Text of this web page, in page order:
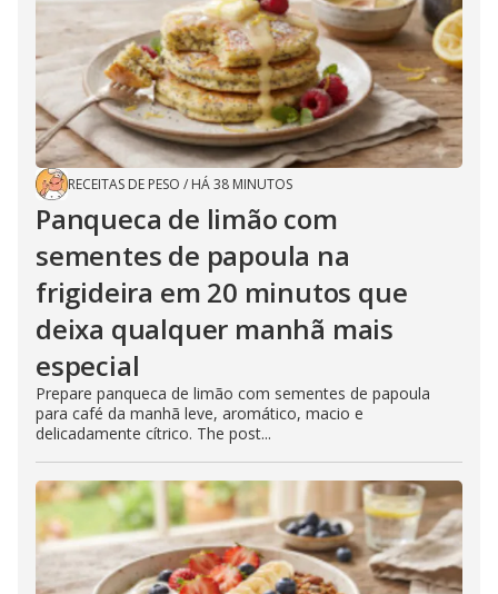
RECEITAS DE PESO / HÁ 38 MINUTOS
Panqueca de limão com
sementes de papoula na
frigideira em 20 minutos que
deixa qualquer manhã mais
especial
Prepare panqueca de limão com sementes de papoula
para café da manhã leve, aromático, macio e
delicadamente cítrico. The post...